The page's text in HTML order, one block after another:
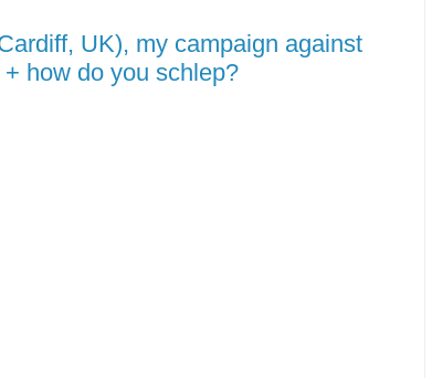
UK), my campaign against
how do you schlep?